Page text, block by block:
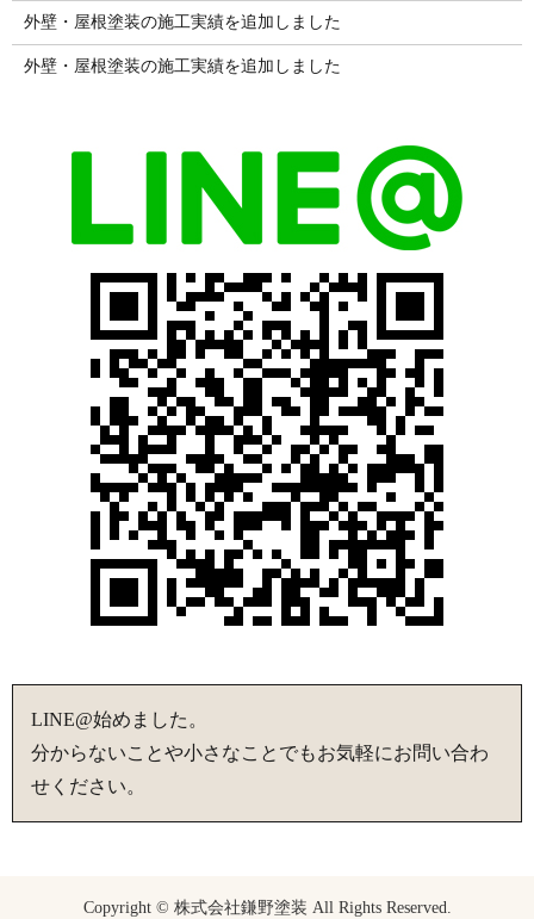
外壁・屋根塗装の施工実績を追加しました
外壁・屋根塗装の施工実績を追加しました
LINE@始めました。
分からないことや小さなことでもお気軽にお問い合わ
せください。
Copyright © 株式会社鎌野塗装 All Rights Reserved.